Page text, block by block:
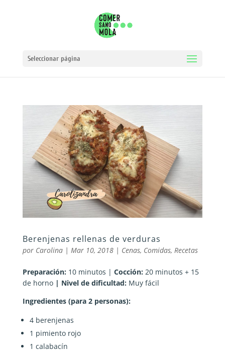
Seleccionar página
Berenjenas rellenas de verduras
por Carolina| Mar 10, 2018| Cenas, Comidas, Recetas
Preparación: 10 minutos | Cocción: 20 minutos + 15
de horno| Nivel de dificultad: Muy fácil
Ingredientes (para 2 personas):
4 berenjenas
1 pimiento rojo
1 calabacín